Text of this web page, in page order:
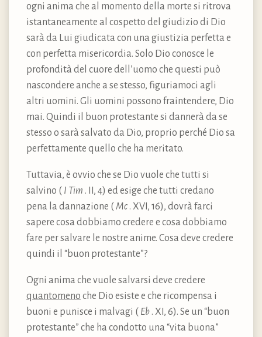
ogni anima che al momento della morte si ritrova
istantaneamente al cospetto del giudizio di Dio
sarà da Lui giudicata con una giustizia perfetta e
con perfetta misericordia. Solo Dio conosce le
profondità del cuore dell’uomo che questi può
nascondere anche a se stesso, figuriamoci agli
altri uomini. Gli uomini possono fraintendere, Dio
mai. Quindi il buon protestante si dannerà da se
stesso o sarà salvato da Dio, proprio perché Dio sa
perfettamente quello che ha meritato.
Tuttavia, è ovvio che se Dio vuole che tutti si
salvino ( I Tim . II, 4) ed esige che tutti credano
pena la dannazione ( Mc . XVI, 16), dovrà farci
sapere cosa dobbiamo credere e cosa dobbiamo
fare per salvare le nostre anime. Cosa deve credere
quindi il “buon protestante”?
Ogni anima che vuole salvarsi deve credere
quantomeno che Dio esiste e che ricompensa i
buoni e punisce i malvagi ( Eb . XI, 6). Se un “buon
protestante” che ha condotto una “vita buona”